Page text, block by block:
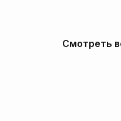
Смотреть